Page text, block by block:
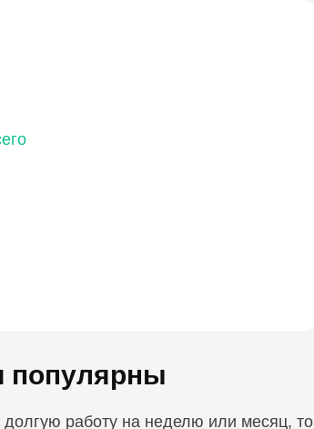
популярны
работу на неделю или месяц, то